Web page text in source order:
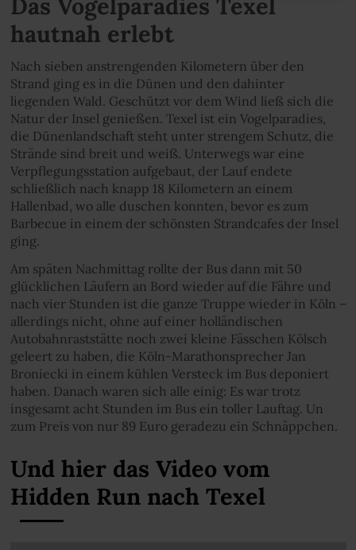
hautnah erlebt
Nach sieben anstrengenden Kilometern über den
Strand ging es in die Dünen und den dahinter
liegenden Wald. Geschützt vor dem Wind ließ sich die
Natur der Insel genießen. Texel ist ein Vogelparadies,
die Dünenlandschaft steht unter strengem Schutz, die
Strände sind breit und weiß. Unterwegs war eine
Verpflegungsstation aufgebaut, der Lauf endete
schließlich nach knapp 18 Kilometern an einem
Hallenbad, wo alle duschen konnten, bevor es zum
Barbecue in einem der schönsten Strandcafes der Insel
ging.
Am späten Nachmittag rollte der Bus dann mit 50
glücklichen Läufern an Bord wieder auf die Fähre und
nach vier Stunden ist die ganze Truppe wieder in Köln –
allerdings nicht, ohne auf einer holländischen
Autobahnraststätte noch zwei kleine Fässchen Kölsch
geleert zu haben, die Köln-Marathonsprecher Jan
Broniecki in einem kühlen Versteck im Bus deponiert
haben. Danach waren sich alle einig: Es war trotz
insgesamt acht Stunden im Bus ein toller Lauftag. Un
zum Preis von nur 89 Euro geradezu ein Schnäppchen.
Und hier das Video vom
Hidden Run nach Texel